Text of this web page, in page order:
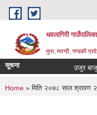
Skip to main content
धवलागिरी
मुना, म्याग्दी, गण्डकी
सूचना उजुर बाजुर
You are here
Home » मिति २०७८ साल श्रावण